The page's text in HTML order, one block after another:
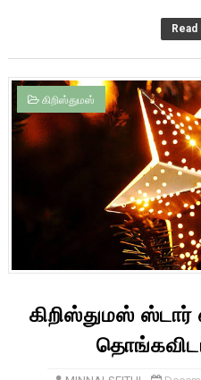
கிறிஸ்துமஸ்
கிறிஸ்துமஸ்